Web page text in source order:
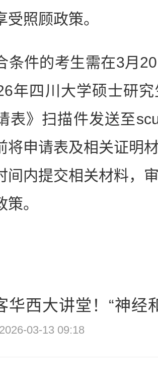
受照顾政策。
件的考生需在3月20
年四川大学硕士研
表》扫描件发送至
将申请表及相关证明
间内提交相关材料，
。
华西大讲堂！“神经
2026-03-13 09:18